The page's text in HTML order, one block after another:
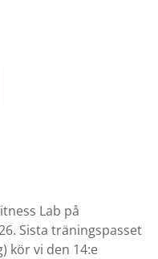
Lab på
Sista träningspasset
kör vi den 14:e